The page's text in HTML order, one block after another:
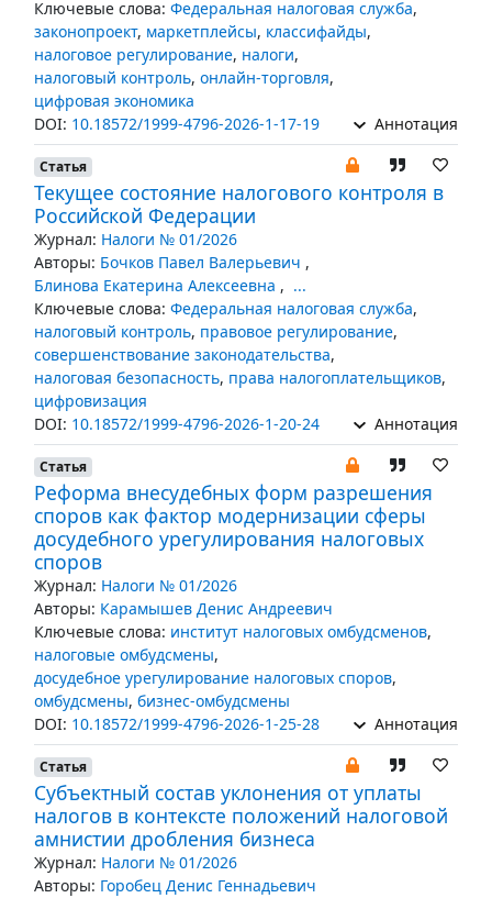
Ключевые слова: Федеральная налоговая служба,
законопроект, маркетплейсы, классифайды,
налоговое регулирование, налоги,
налоговый контроль, онлайн-торговля,
цифровая экономика
DOI: 10.18572/1999-4796-2026-1-17-19 Аннотация
Статья
Текущее состояние налогового контроля в
Российской Федерации
Журнал: Налоги № 01/2026
Авторы: Бочков Павел Валерьевич ,
Блинова Екатерина Алексеевна , ...
Ключевые слова: Федеральная налоговая служба,
налоговый контроль, правовое регулирование,
совершенствование законодательства,
налоговая безопасность, права налогоплательщиков,
цифровизация
DOI: 10.18572/1999-4796-2026-1-20-24 Аннотация
Статья
Реформа внесудебных форм разрешения
споров как фактор модернизации сферы
досудебного урегулирования налоговых
споров
Журнал: Налоги № 01/2026
Авторы: Карамышев Денис Андреевич
Ключевые слова: институт налоговых омбудсменов,
налоговые омбудсмены,
досудебное урегулирование налоговых споров,
омбудсмены, бизнес-омбудсмены
DOI: 10.18572/1999-4796-2026-1-25-28 Аннотация
Статья
Субъектный состав уклонения от уплаты
налогов в контексте положений налоговой
амнистии дробления бизнеса
Журнал: Налоги № 01/2026
Авторы: Горобец Денис Геннадьевич